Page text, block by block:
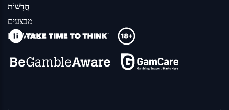
חֲדָשׁוֹת
מבצעים
Big Wins